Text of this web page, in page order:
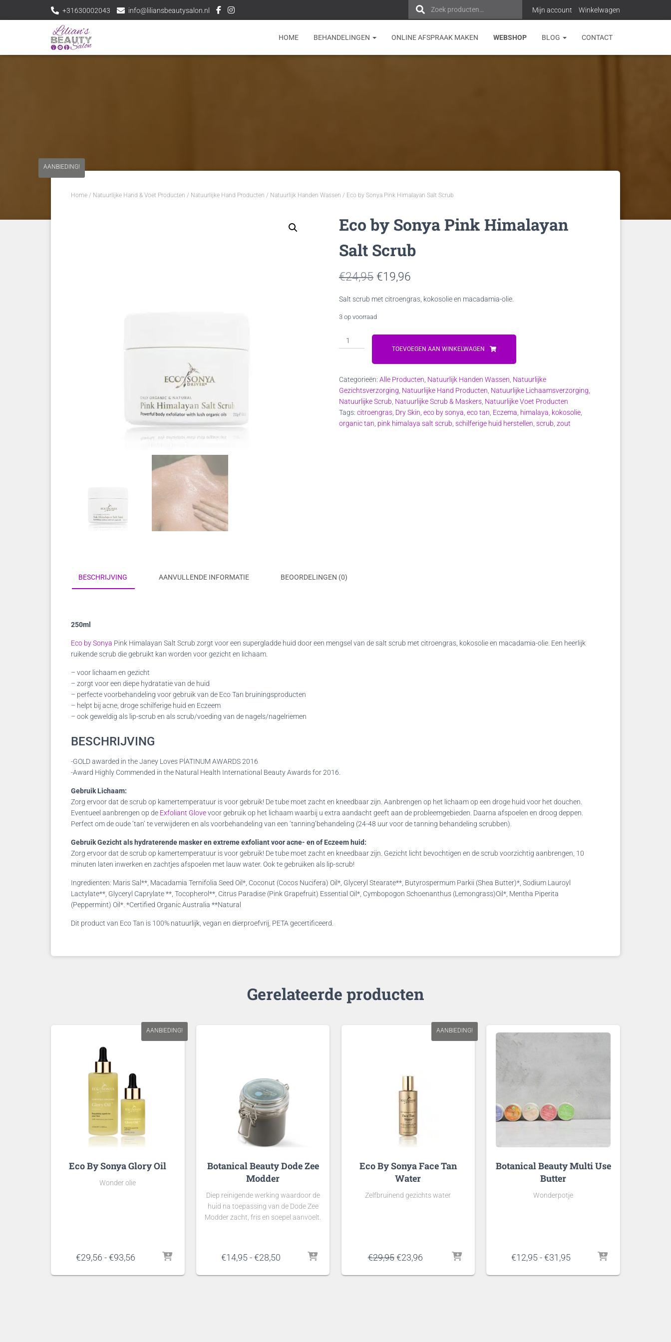
a
Zoek producten… Mijn account Winkelwagen
+31630002043 info@liliansbeautysalon.nl
HOME BEHANDELINGEN ONLINE AFSPRAAK MAKEN WEBSHOP BLOG CONTACT
Home / Natuurlijke Hand & Voet Producten / Natuurlijke Hand Producten / Natuurlijk Handen Wassen / Eco by Sonya Pink Himalayan Salt Scrub
AANBIEDING!
Eco by Sonya Pink Himalayan
Salt Scrub
€24,95 Oorspronkelijke
prijs
was:
€24,95.
€19,96
prijs
€19,96.
Salt scrub met citroengras, kokosolie en macadamia-olie.
3 op voorraad
Eco
by
Himalayan
Salt
Scrub
aantal
TOEVOEGEN AAN WINKELWAGEN
Categorieën: Alle Producten Natuurlijk Handen Wassen Natuurlijke
Gezichtsverzorging Natuurlijke Hand Producten Natuurlijke Lichaamsverzorging
Natuurlijke Scrub Natuurlijke Scrub & Maskers Natuurlijke Voet Producten
Tags: citroengras Dry Skin eco by sonya eco tan Eczema himalaya kokosolie
organic tan pink himalaya salt scrub schilferige huid herstellen scrub zout
BESCHRIJVING AANVULLENDE INFORMATIE BEOORDELINGEN (0)
250ml
Eco by Sonya Pink Himalayan Salt Scrub zorgt voor een supergladde huid door een mengsel van de salt scrub met citroengras, kokosolie en macadamia-olie. Een heerlijk
ruikende scrub die gebruikt kan worden voor gezicht en lichaam.
– voor lichaam en gezicht
– zorgt voor een diepe hydratatie van de huid
– perfecte voorbehandeling voor gebruik van de Eco Tan bruiningsproducten
– helpt bij acne, droge schilferige huid en Eczeem
– ook geweldig als lip-scrub en als scrub/voeding van de nagels/nagelriemen
BESCHRIJVING
-GOLD awarded in the Janey Loves PlATINUM AWARDS 2016
-Award Highly Commended in the Natural Health International Beauty Awards for 2016.
Gebruik Lichaam:
Zorg ervoor dat de scrub op kamertemperatuur is voor gebruik! De tube moet zacht en kneedbaar zijn. Aanbrengen op het lichaam op een droge huid voor het douchen.
Eventueel aanbrengen op de Exfoliant Glovevoor gebruik op het lichaam waarbij u extra aandacht geeft aan de probleemgebieden. Daarna afspoelen en droog deppen.
Perfect om de oude ‘tan’ te verwijderen en als voorbehandeling van een ‘tanning’behandeling (24-48 uur voor de tanning behandeling scrubben).
Gebruik Gezicht als hydraterende masker en extreme exfoliant voor acne- en of Eczeem huid:
Zorg ervoor dat de scrub op kamertemperatuur is voor gebruik! De tube moet zacht en kneedbaar zijn. Gezicht licht bevochtigen en de scrub voorzichtig aanbrengen, 10
minuten laten inwerken en zachtjes afspoelen met lauw water. Ook te gebruiken als lip-scrub!
Ingredienten: Maris Sal**, Macadamia Ternifolia Seed Oil*, Coconut (Cocos Nucifera) Oil*, Glyceryl Stearate**, Butyrospermum Parkii (Shea Butter)*, Sodium Lauroyl
Lactylate**, Glyceryl Caprylate **, Tocopherol**, Citrus Paradise (Pink Grapefruit) Essential Oil*, Cymbopogon Schoenanthus (Lemongrass)Oil*, Mentha Piperita
(Peppermint) Oil*. *Certified Organic Australia **Natural
Dit product van Eco Tan is 100% natuurlijk, vegan en dierproefvrij, PETA gecertificeerd.
Gerelateerde producten
AANBIEDING!
Eco By Sonya Glory Oil
Wonder olie
€29,56 - €93,56 Prijsklasse:
tot
Botanical Beauty Dode Zee
Modder
Diep reinigende werking waardoor de
huid na toepassing van de Dode Zee
Modder zacht, fris en soepel aanvoelt.
€14,95-€28,50Prijsklasse:
tot
AANBIEDING!
Eco By Sonya Face Tan
Water
Zelfbruinend gezichts water
€29,95 Oorspronkelijke
was:
€23,96Huidige
is:
Botanical Beauty Multi Use
Butter
Wonderpotje
€12,95 - €31,95Prijsklasse:
tot